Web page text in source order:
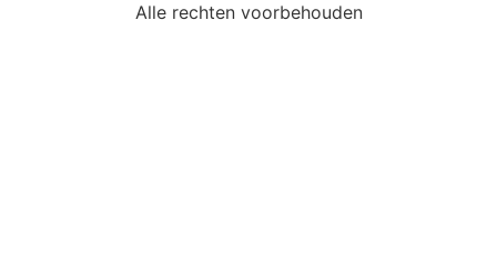
Alle rechten voorbehouden